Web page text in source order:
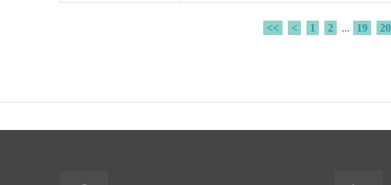
<< < 1 2 ... 19 20